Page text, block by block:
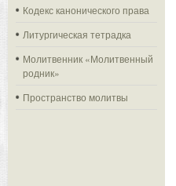
Кодекс канонического права
Литургическая тетрадка
Молитвенник «Молитвенный
родник»
Пространство молитвы